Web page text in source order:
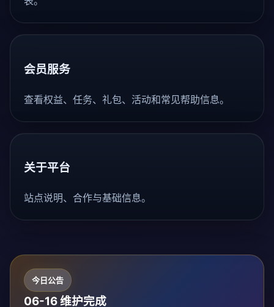
会员服务
查看权益、任务、礼包、活动和常见帮助信息。
关于平台
站点说明、合作与基础信息。
今日公告
06-16 维护完成